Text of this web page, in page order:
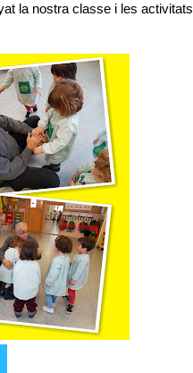
la nostra classe i les activitats